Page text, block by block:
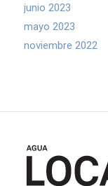
junio 2023
mayo 2023
noviembre 2022